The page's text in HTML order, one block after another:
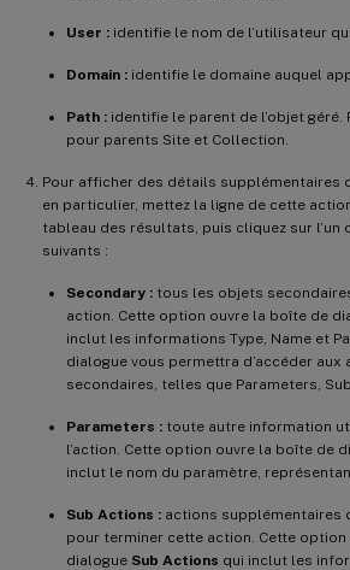
User : identifie le nom de l’utilisateur
Domain : identifie le domaine auquel
Path : identifie le parent de l’objet géré.
pour parents Site et Collection.
Pour afficher des détails supplémentaires
en particulier, mettez la ligne de cette
tableau des résultats, puis cliquez sur l’un
suivants :
Secondary : tous les objets
action. Cette option ouvre la boîte de
inclut les informations Type, Name et
dialogue vous permettra d’accéder
secondaires, telles que Parameters,
Parameters : toute autre information
l’action. Cette option ouvre la boîte de
inclut le nom du paramètre,
Sub Actions : actions supplémentaires
pour terminer cette action. Cette
dialogue Sub Actions qui inclut les